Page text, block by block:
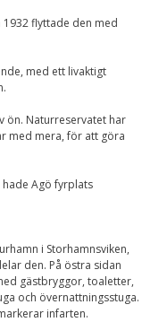
flyttade den med
med ett livaktigt
ön. Naturreservatet har
med mera, för att göra
Agö fyrplats
i Storhamnsviken,
den. På östra sidan
gästbryggor, toaletter,
och övernattningsstuga.
infarten.